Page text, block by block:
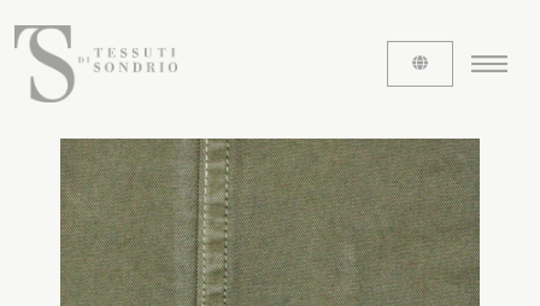
ABOUT US
The labels